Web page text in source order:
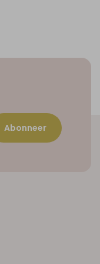
Abonneer